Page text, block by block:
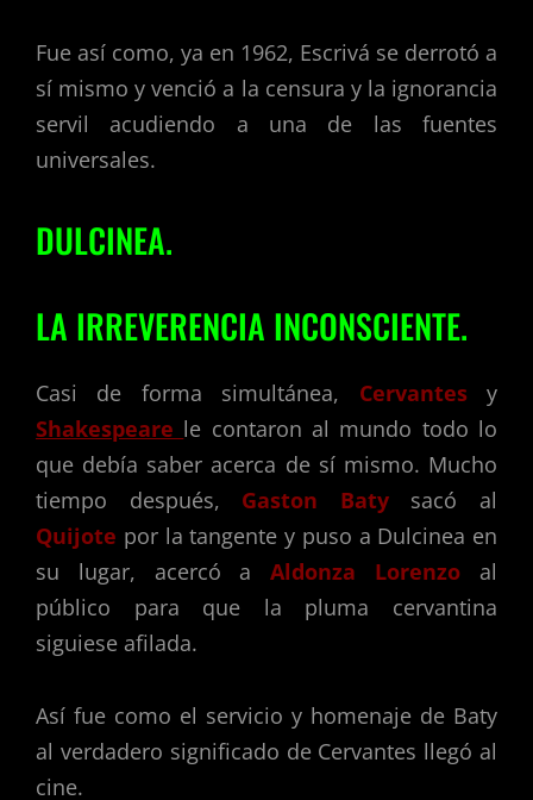
Fue así como, ya en 1962, Escrivá se derrotó a
sí mismo y venció a la censura y la ignorancia
servil acudiendo a una de las fuentes
universales.
DULCINEA.
LA IRREVERENCIA INCONSCIENTE.
Casi de forma simultánea, Cervantesy
Shakespeare le contaron al mundo todo lo
que debía saber acerca de sí mismo. Mucho
tiempo después, Gaston Batysacó al
Quijote por la tangente y puso a Dulcinea en
su lugar, acercó aAldonza Lorenzo
al
público para que la pluma cervantina
siguiese afilada.
Así fue como el servicio y homenaje de Baty
al verdadero significado de Cervantes llegó al
cine.